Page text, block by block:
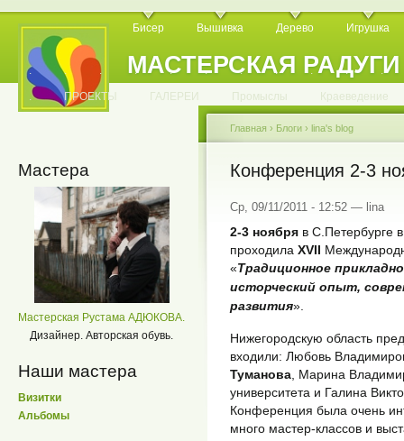
МАСТЕРСКАЯ РАДУГИ
Бисер Вышивка Дерево Игрушка
. . . . . . . . . . .
. ПРОЕКТЫ ГАЛЕРЕИ Промыслы Краеведение
Мастера
Мастерская Рустама АДЮКОВА.
Дизайнер. Авторская обувь.
Наши мастера
Визитки
Альбомы
Главная › Блоги › lina's blog
Конференция 2-3
Ср, 09/11/2011 - 12:52 — lina
2-3 ноября в С.Петербурге
проходила XVII
«Традиционное
исторческий опыт,
развития».
Нижегородскую область
входили: Любовь
Туманова , Марина
университета и Галина
Конференция была очень
много мастер-классов и